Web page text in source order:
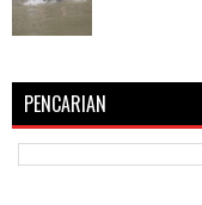
PENCARIAN